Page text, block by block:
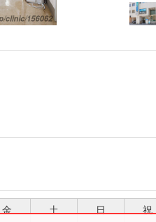
金 土 日 祝